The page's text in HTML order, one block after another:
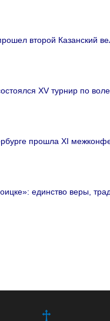
второй Казанский
XV турнир по
прошла XI
единство веры,